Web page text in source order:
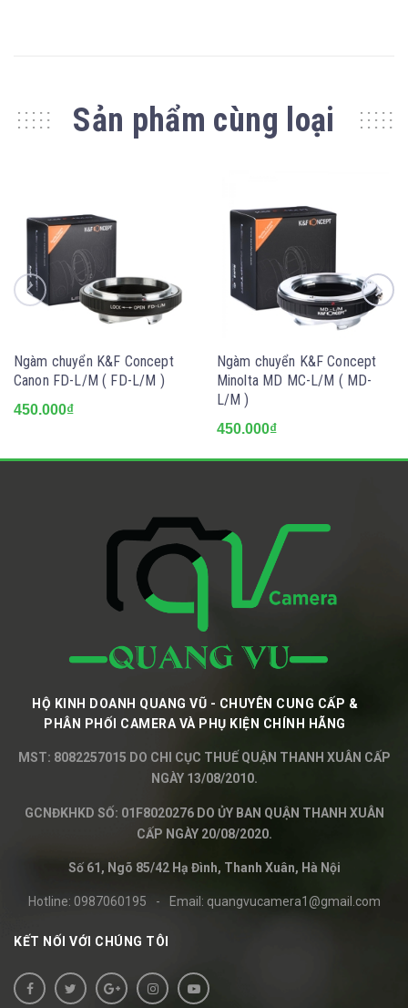
Sản phẩm cùng loại
Ngàm chuyển K&F Concept
Canon FD-L/M ( FD-L/M )
450.000₫
Ngàm chuyển K&F Concept
Minolta MD MC-L/M ( MD-
L/M )
450.000₫
HỘ KINH DOANH QUANG VŨ - CHUYÊN CUNG CẤP &
PHÂN PHỐI CAMERA VÀ PHỤ KIỆN CHÍNH HÃNG
MST: 8082257015 DO CHI CỤC THUẾ QUẬN THANH XUÂN CẤP
NGÀY 13/08/2010.
GCNĐKHKD SỐ: 01F8020276 DO ỦY BAN QUẬN THANH XUÂN
CẤP NGÀY 20/08/2020.
Số 61, Ngõ 85/42 Hạ Đình, Thanh Xuân, Hà Nội
Hotline: 0987060195 - Email: quangvucamera1@gmail.com
KẾT NỐI VỚI CHÚNG TÔI